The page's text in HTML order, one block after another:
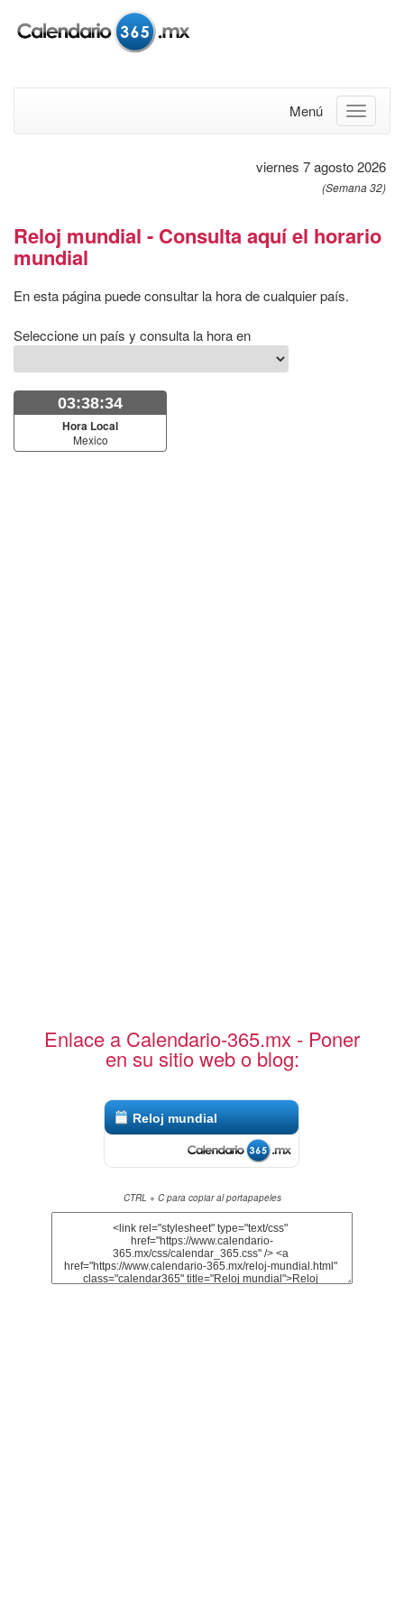
Menú
viernes 7 agosto 2026
(Semana 32)
Reloj mundial - Consulta aquí el horario
mundial
En esta página puede consultar la hora de cualquier país.
Seleccione un país y consulta la hora en
03:38:34
Hora Local
Mexico
Enlace a Calendario-365.mx - Poner
en su sitio web o blog:
Reloj mundial
CTRL + C para copiar al portapapeles